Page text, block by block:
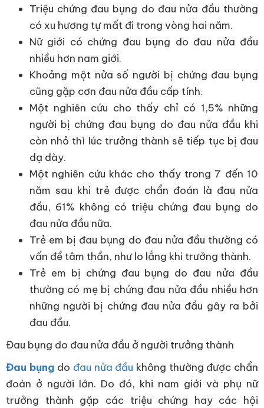
Triệu chứng đau bụng do đau nửa đầu thường
có xu hương tự mất đi trong vòng hai năm.
Nữ giới có chứng đau bụng do đau nửa đầu
nhiều hơn nam giới.
Khoảng một nửa số người bị chứng đau bụng
cũng gặp cơn đau nửa đầu cấp tính.
Một nghiên cứu cho thấy chỉ có 1,5% những
người bị chứng đau bụng do đau nửa đầu khi
còn nhỏ thì lúc trưởng thành sẽ tiếp tục bị đau
dạ dày.
Một nghiên cứu khác cho thấy trong 7 đến 10
năm sau khi trẻ được chẩn đoán là đau nửa
đầu, 61% không có triệu chứng đau bụng do
đau nửa đầu nữa.
Trẻ em bị đau bụng do đau nửa đầu thường có
vấn đề tâm thần, như lo lắng khi trưởng thành.
Trẻ em bị chứng đau bụng do đau nửa đầu
thường có mẹ bị chứng đau nửa đầu nhiều hơn
những người bị chứng đau nửa đầu gây ra bởi
đau đầu.
Đau bụng do đau nửa đầu ở người trưởng thành
Đau bụng do đau nửa đầu không thường được chẩn
đoán ở người lớn. Do đó, khi nam giới và phụ nữ
trưởng thành gặp các triệu chứng hay các hội